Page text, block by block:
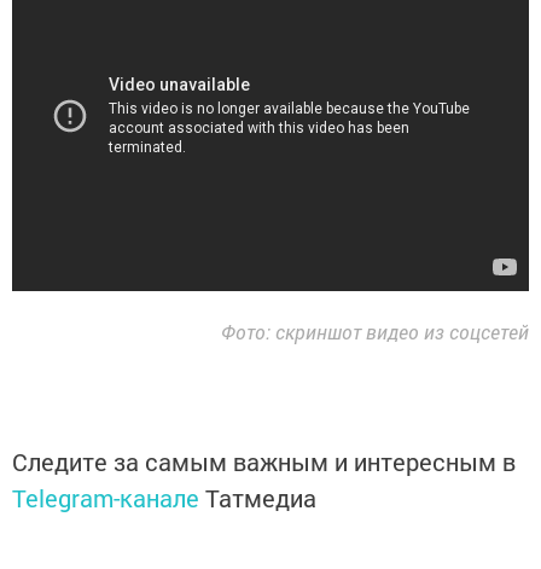
Фото: скриншот видео из соцсетей
Следите за самым важным и интересным в
Telegram-канале Татмедиа